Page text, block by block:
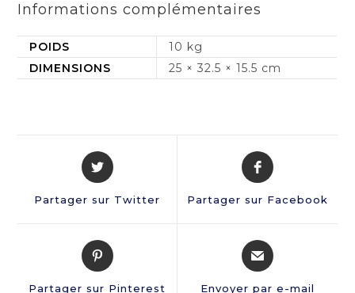
Informations complémentaires
POIDS
10 kg
DIMENSIONS
25 × 32.5 × 15.5 cm
Partager sur Twitter Partager sur Facebook
Partager sur Pinterest Envoyer par e-mail